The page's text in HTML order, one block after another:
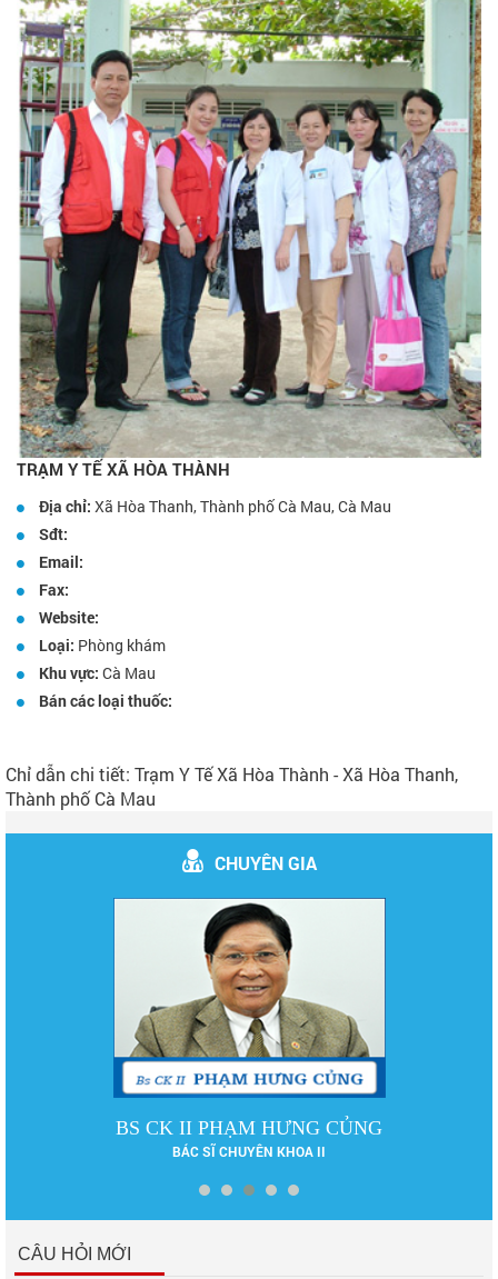
TRẠM Y TẾ XÃ HÒA THÀNH
Địa chỉ: Xã Hòa Thanh, Thành phố Cà Mau, Cà Mau
Sđt:
Email:
Fax:
Website:
Loại: Phòng khám
Khu vực: Cà Mau
Bán các loại thuốc:
Chỉ dẫn chi tiết: Trạm Y Tế Xã Hòa Thành - Xã Hòa Thanh,
Thành phố Cà Mau
CHUYÊN GIA
DS LÊ PHƯƠNG
DƯỢC SĨ ĐẠI HỌC
CÂU HỎI MỚI